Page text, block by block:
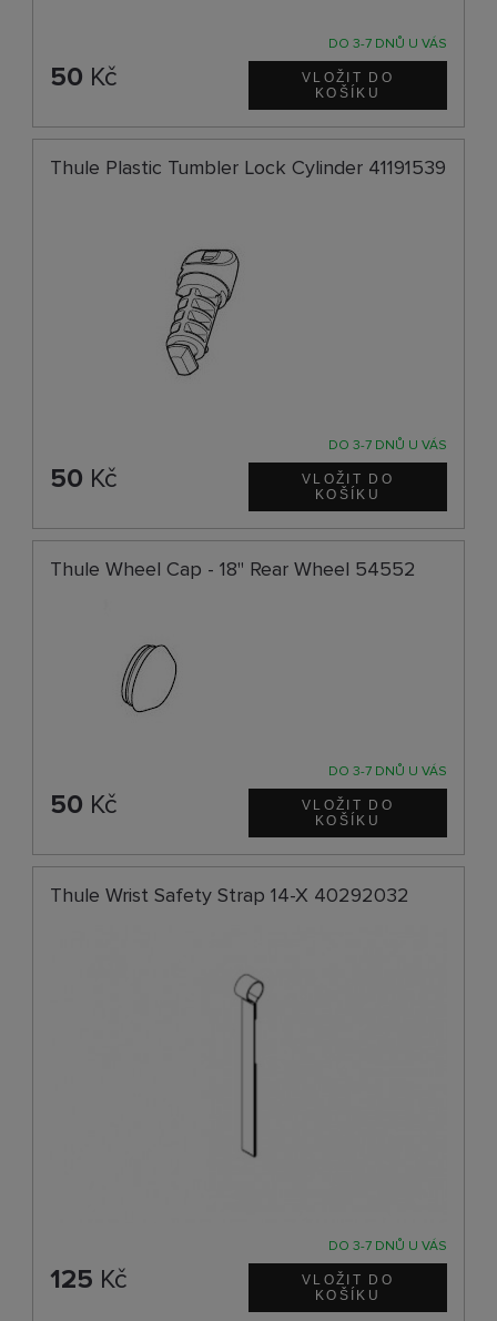
DO 3-7 DNŮ U VÁS
50 Kč
Thule Plastic Tumbler Lock Cylinder 41191539
DO 3-7 DNŮ U VÁS
50 Kč
Thule Wheel Cap - 18" Rear Wheel 54552
DO 3-7 DNŮ U VÁS
50 Kč
Thule Wrist Safety Strap 14-X 40292032
DO 3-7 DNŮ U VÁS
125 Kč